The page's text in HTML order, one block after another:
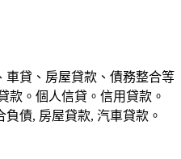
貸、房屋貸款、債務整合等
款。個人信貸。信用貸款。
債, 房屋貸款, 汽車貸款。